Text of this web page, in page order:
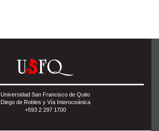
Universidad San Francisco de Quito
Diego de Robles y Vía Interoceánica
+593 2 297 1700